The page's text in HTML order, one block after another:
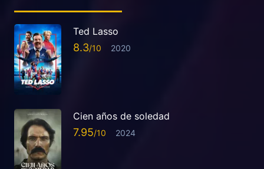
Ted Lasso
8.3 2020
Cien años de soledad
7.95 2024